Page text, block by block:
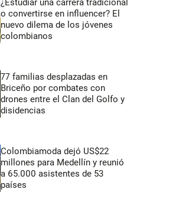
¿Estudiar una carrera tradicional
o convertirse en influencer? El
nuevo dilema de los jóvenes
colombianos
77 familias desplazadas en
Briceño por combates con
drones entre el Clan del Golfo y
disidencias
Colombiamoda dejó US$22
millones para Medellín y reunió
a 65.000 asistentes de 53
países